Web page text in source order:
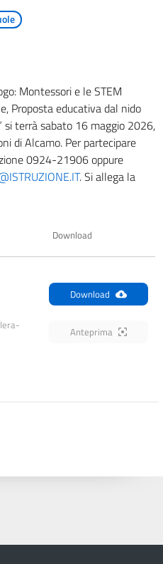
Montessori e le STEM
Proposta educativa dal nido
si terrà sabato 16 maggio 2026,
di Alcamo. Per partecipare
0924-21906 oppure
. Si allega la
Download
Download
Anteprima